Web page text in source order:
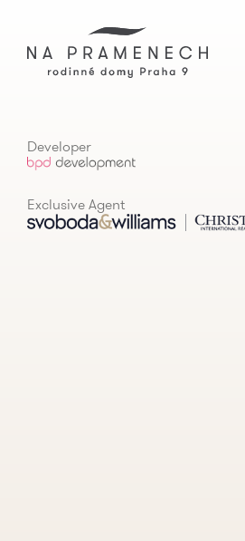
Developer
Exclusive Agent